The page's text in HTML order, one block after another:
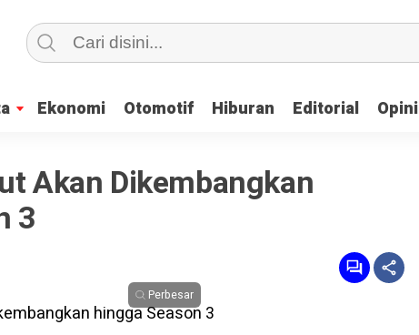
Ekonomi Otomotif Hiburan Editorial Opini
Ekonomi Otomotif Hiburan Editorial Opini
Akan Dikembangkan
3
Perbesar